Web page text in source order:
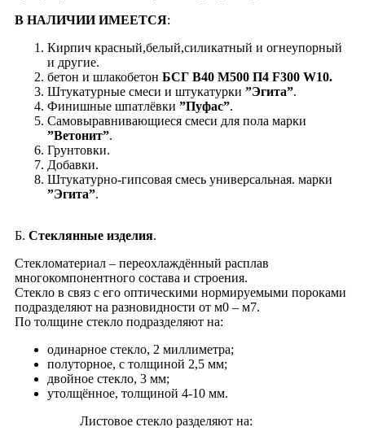
В НАЛИЧИИ ИМЕЕТСЯ:
Кирпич красный,белый,силикатный и огнеупорный
и другие.
бетон и шлакобетон БСГ В40 М500 П4 F300 W10.
Штукатурные смеси и штукатурки ”Эгита”.
Финишные шпатлёвки ”Пуфас”.
Самовыравнивающиеся смеси для пола марки
”Ветонит”.
Грунтовки.
Добавки.
Штукатурно-гипсовая смесь универсальная. марки
”Эгита”.
Б. Стеклянные изделия.
Стекломатериал – переохлаждённый расплав
многокомпонентного состава и строения.
Стекло в связ с его оптическими нормируемыми пороками
подразделяют на разновидности от м0 – м7.
По толщине стекло подразделяют на:
одинарное стекло, 2 миллиметра;
полуторное, с толщиной 2,5 мм;
двойное стекло, 3 мм;
утолщённое, толщиной 4-10 мм.
Листовое стекло разделяют на: